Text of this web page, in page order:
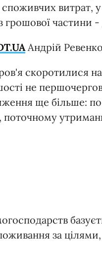
витрат,
грошової частини
Андрій
скоротилися
не
ще більше:
поточному
за